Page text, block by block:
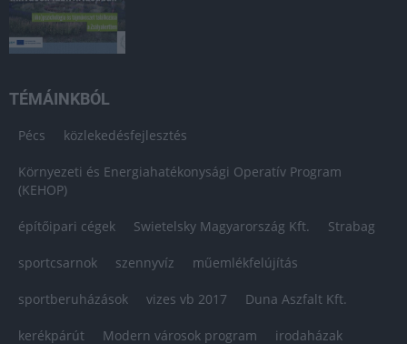
TÉMÁINKBÓL
Pécs közlekedésfejlesztés
Környezeti és Energiahatékonysági Operatív Program
(KEHOP)
építőipari cégek Swietelsky Magyarország Kft. Strabag
sportcsarnok szennyvíz műemlékfelújítás
sportberuházások vizes vb 2017 Duna Aszfalt Kft.
kerékpárút Modern városok program irodaházak